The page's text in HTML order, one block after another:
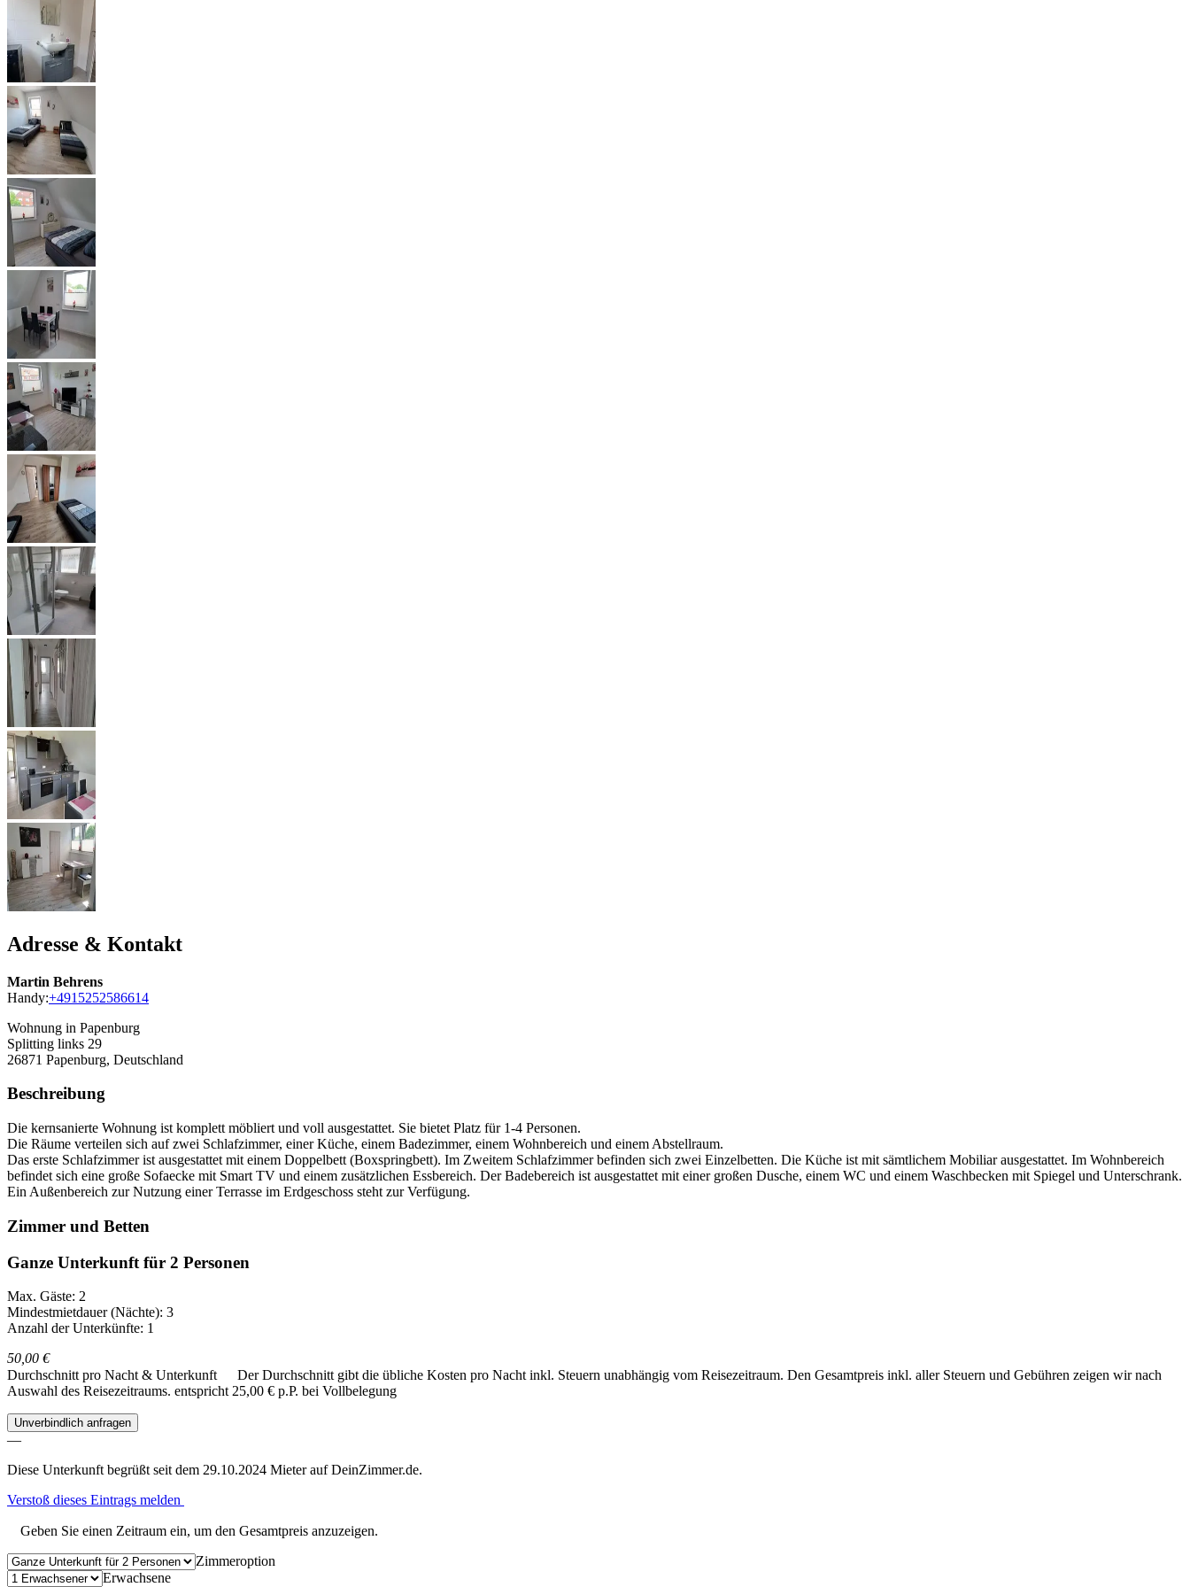
Adresse & Kontakt
Martin Behrens
Handy:+4915252586614
Wohnung in Papenburg
Splitting links 29
26871 Papenburg, Deutschland
Beschreibung
Die kernsanierte Wohnung ist komplett möbliert und voll ausgestattet. Sie bietet Platz für 1-4 Personen.
Die Räume verteilen sich auf zwei Schlafzimmer, einer Küche, einem Badezimmer, einem Wohnbereich und einem Abstellraum.
Das erste Schlafzimmer ist ausgestattet mit einem Doppelbett (Boxspringbett). Im Zweitem Schlafzimmer befinden sich zwei Einzelbetten. Die Küche ist mit sämtlichem Mobiliar ausgestattet. Im Wohnbereich
befindet sich eine große Sofaecke mit Smart TV und einem zusätzlichen Essbereich. Der Badebereich ist ausgestattet mit einer großen Dusche, einem WC und einem Waschbecken mit Spiegel und Unterschrank.
Ein Außenbereich zur Nutzung einer Terrasse im Erdgeschoss steht zur Verfügung.
Zimmer und Betten
Ganze Unterkunft für 2 Personen
Max. Gäste: 2
Mindestmietdauer (Nächte): 3
Anzahl der Unterkünfte: 1
50,00 €
Durchschnitt pro Nacht & Unterkunft
Der Durchschnitt gibt die übliche Kosten pro Nacht inkl. Steuern unabhängig vom Reisezeitraum. Den Gesamtpreis inkl. aller Steuern und Gebühren zeigen wir nach
Auswahl des Reisezeitraums. entspricht 25,00 € p.P. bei Vollbelegung
Unverbindlich anfragen
—
Diese Unterkunft begrüßt seit dem 29.10.2024 Mieter auf DeinZimmer.de.
Verstoß dieses Eintrags melden
Geben Sie einen Zeitraum ein, um den Gesamtpreis anzuzeigen.
Zimmeroption
Erwachsene